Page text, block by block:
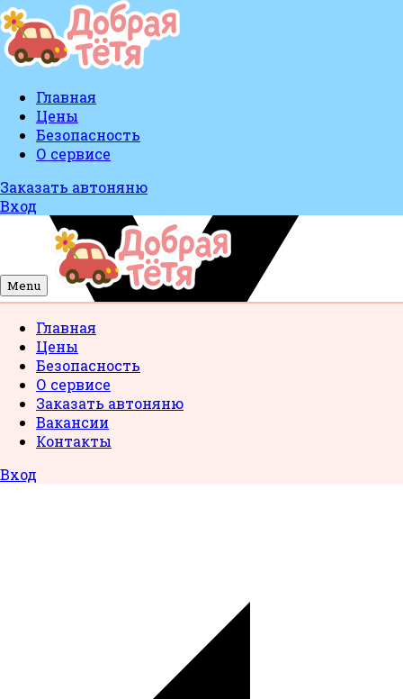
Главная
Цены
Безопасность
О сервисе
Заказать автоняню
Вход
Menu
Главная
Цены
Безопасность
О сервисе
Заказать автоняню
Вакансии
Контакты
Вход